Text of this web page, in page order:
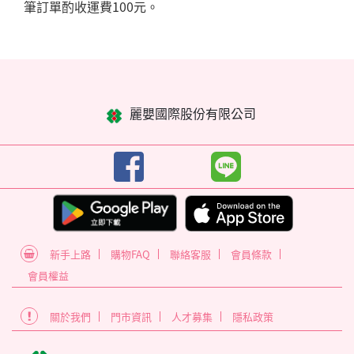
筆訂單酌收運費100元。
麗嬰國際股份有限公司
新手上路 購物FAQ 聯絡客服
會員條款
會員權益
關於我們 門市資訊 人才募集 隱私政策